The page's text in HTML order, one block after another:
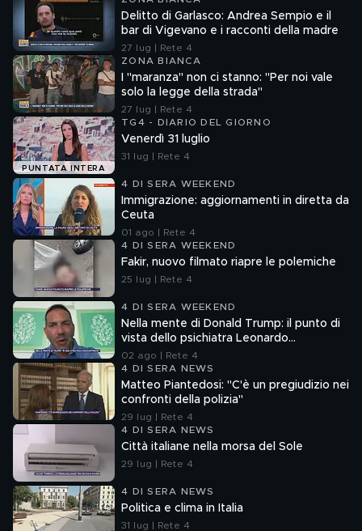
Delitto di Garlasco: Andrea Sempio e il
bar di Vigevano e i racconti della madre
27 lug | Rete 4
ZONA BIANCA
I "maranza" non ci stanno: "Per noi vale
solo la legge della strada"
27 lug | Rete 4
PUNTATA INTERA
TG4 - DIARIO DEL GIORNO
Venerdì 31 luglio
31 lug | Rete 4
4 DI SERA WEEKEND
Immigrazione: aggiornamenti in diretta da
Ceuta
01 ago | Rete 4
4 DI SERA WEEKEND
Fakir, nuovo filmato riapre le polemiche
25 lug | Rete 4
4 DI SERA WEEKEND
Nella mente di Donald Trump: il punto di
vista dello psichiatra Leonardo
Mendolicchio
02 ago | Rete 4
4 DI SERA NEWS
Matteo Piantedosi: "C'è un pregiudizio nei
confronti della polizia"
29 lug | Rete 4
4 DI SERA NEWS
Città italiane nella morsa del Sole
29 lug | Rete 4
4 DI SERA NEWS
Politica e clima in Italia
31 lug | Rete 4